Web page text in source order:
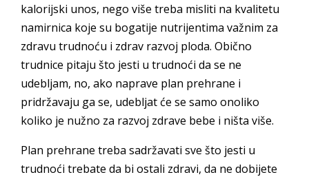
kalorijski unos, nego više treba misliti na kvalitetu
namirnica koje su bogatije nutrijentima važnim za
zdravu trudnoću i zdrav razvoj ploda. Obično
trudnice pitaju što jesti u trudnoći da se ne
udebljam, no, ako naprave plan prehrane i
pridržavaju ga se, udebljat će se samo onoliko
koliko je nužno za razvoj zdrave bebe i ništa više.
Plan prehrane treba sadržavati sve što jesti u
trudnoći trebate da bi ostali zdravi, da ne dobijete